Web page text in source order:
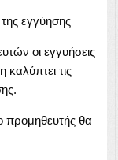
εγγύησης
οι εγγυήσεις
καλύπτει τις
προμηθευτής θα